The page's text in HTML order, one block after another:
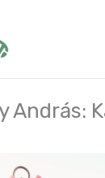
András: